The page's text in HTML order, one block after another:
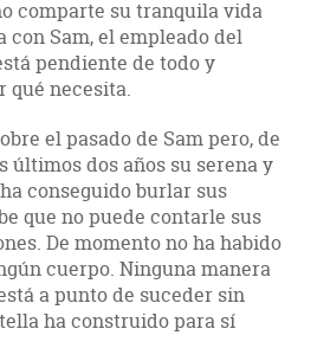
comparte su tranquila vida
con Sam, el empleado del
pendiente de todo y
qué necesita.
el pasado de Sam pero, de
últimos dos años su serena y
conseguido burlar sus
que no puede contarle sus
De momento no ha habido
cuerpo. Ninguna manera
a punto de suceder sin
ha construido para sí